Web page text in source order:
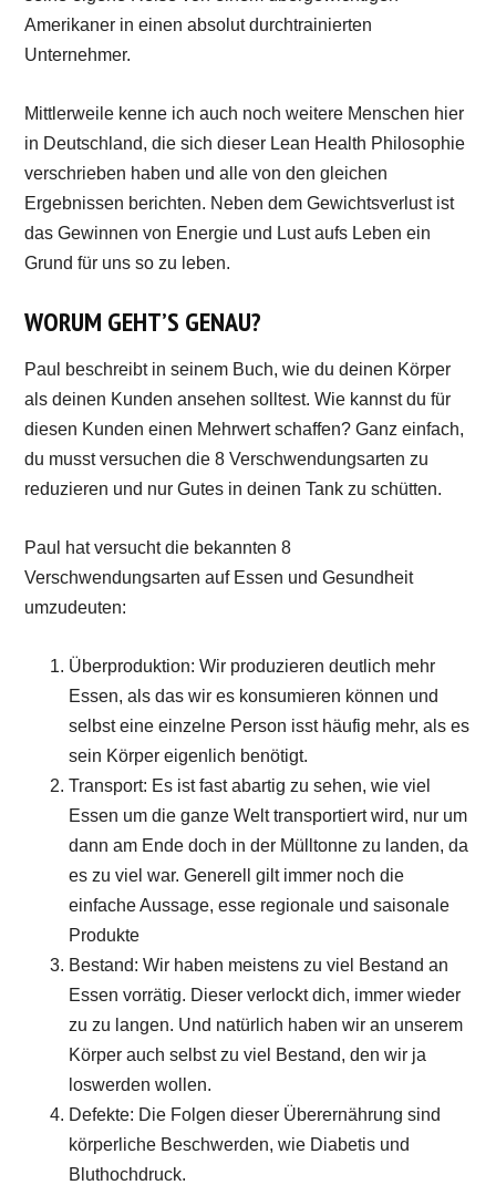
Amerikaner in einen absolut durchtrainierten
Unternehmer.
Mittlerweile kenne ich auch noch weitere Menschen hier
in Deutschland, die sich dieser Lean Health Philosophie
verschrieben haben und alle von den gleichen
Ergebnissen berichten. Neben dem Gewichtsverlust ist
das Gewinnen von Energie und Lust aufs Leben ein
Grund für uns so zu leben.
WORUM GEHT’S GENAU?
Paul beschreibt in seinem Buch, wie du deinen Körper
als deinen Kunden ansehen solltest. Wie kannst du für
diesen Kunden einen Mehrwert schaffen? Ganz einfach,
du musst versuchen die 8 Verschwendungsarten zu
reduzieren und nur Gutes in deinen Tank zu schütten.
Paul hat versucht die bekannten 8
Verschwendungsarten auf Essen und Gesundheit
umzudeuten:
Überproduktion: Wir produzieren deutlich mehr
Essen, als das wir es konsumieren können und
selbst eine einzelne Person isst häufig mehr, als es
sein Körper eigenlich benötigt.
Transport: Es ist fast abartig zu sehen, wie viel
Essen um die ganze Welt transportiert wird, nur um
dann am Ende doch in der Mülltonne zu landen, da
es zu viel war. Generell gilt immer noch die
einfache Aussage, esse regionale und saisonale
Produkte
Bestand: Wir haben meistens zu viel Bestand an
Essen vorrätig. Dieser verlockt dich, immer wieder
zu zu langen. Und natürlich haben wir an unserem
Körper auch selbst zu viel Bestand, den wir ja
loswerden wollen.
Defekte: Die Folgen dieser Überernährung sind
körperliche Beschwerden, wie Diabetis und
Bluthochdruck.